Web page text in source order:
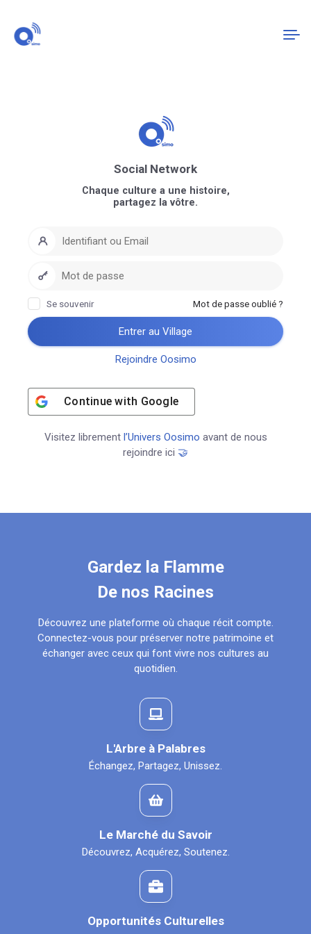
Gardez la Flamme
De nos Racines
Découvrez une plateforme où chaque récit compte.
Connectez-vous pour préserver notre patrimoine et
échanger avec ceux qui font vivre nos cultures au
quotidien.
L'Arbre à Palabres
Échangez, Partagez, Unissez.
Le Marché du Savoir
Découvrez, Acquérez, Soutenez.
Opportunités Culturelles
Social Network
Chaque culture a une histoire,
partagez la vôtre.
Se souvenir Mot de passe oublié ?
Entrer au Village
Rejoindre Oosimo
Continue with Google
Visitez librement l’Univers Oosimo avant de nous
rejoindre ici 🤝